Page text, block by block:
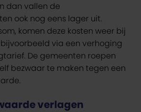
dan vallen de
ook nog eens lager uit.
komen deze kosten weer bij
via een verhoging
De gemeenten roepen
bezwaar te maken tegen een
verlagen